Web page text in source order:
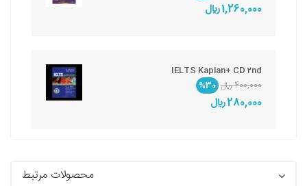
1,260,000 ريال
IELTS Kaplan+ CD 2nd
400,000 ريال
%30
280,000 ريال
محصولات مرتبط